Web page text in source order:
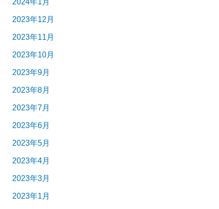
2024年1月
2023年12月
2023年11月
2023年10月
2023年9月
2023年8月
2023年7月
2023年6月
2023年5月
2023年4月
2023年3月
2023年1月